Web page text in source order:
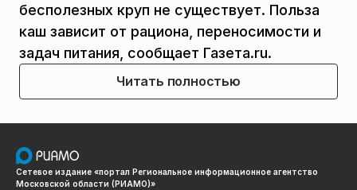
бесполезных круп не существует. Польза
каш зависит от рациона, переносимости и
задач питания, сообщает Газета.ru.
Читать полностью
Сетевое издание «портал Региональное информационное агентство
Московской области (РИАМО)»